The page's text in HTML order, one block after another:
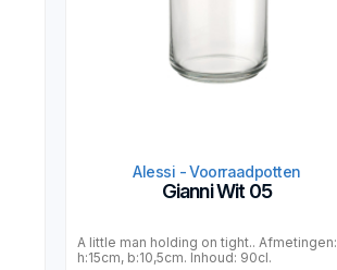
Alessi - Voorraadpotten
Gianni Wit 05
A little man holding on tight.. Afmetingen:
h:15cm, b:10,5cm. Inhoud: 90cl.